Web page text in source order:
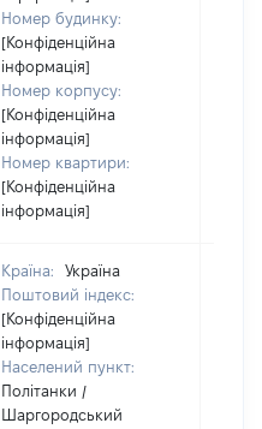
Номер будинку:
[Конфіденційна
інформація]
Номер корпусу:
[Конфіденційна
інформація]
Номер квартири:
[Конфіденційна
інформація]
Країна:
Україна
Поштовий індекс:
[Конфіденційна
інформація]
Населений пункт:
Політанки /
Шаргородський